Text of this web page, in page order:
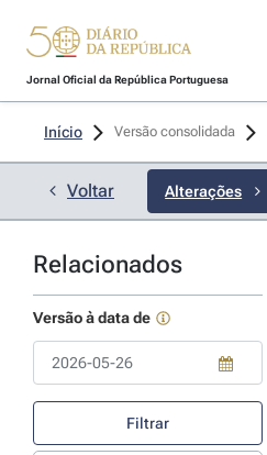
Jornal Oficial da República Portuguesa
Início Versão consolidada
Voltar Alterações
Relacionados
Versão à data de
Filtrar